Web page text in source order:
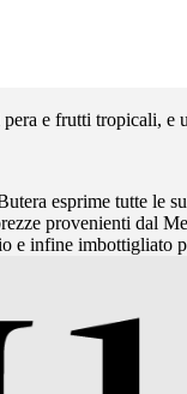
e frutti tropicali, e
esprime tutte le
provenienti dal
e infine imbottigliato